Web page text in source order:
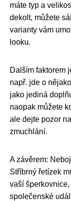
máte typ a
dekolt, můžete
varianty vám
looku.
Dalším faktorem
např. jde o
jako jediná
naopak můžete
ale dejte pozor
zmuchlání.
A závěrem:
Stříbrný řetízek
vaší
společenské